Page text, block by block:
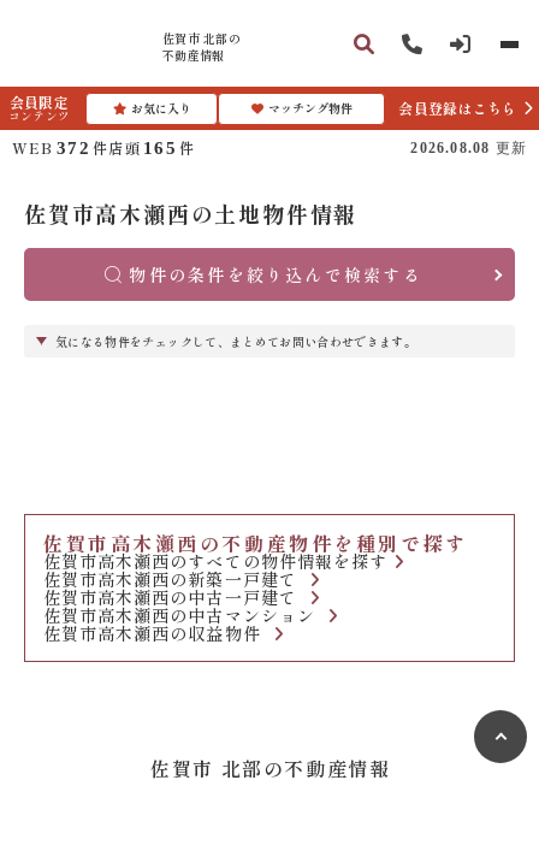
佐賀市 北部の
不動産情報
会員限定
コンテンツ お気に入り マッチング物件
会員登録はこちら
WEB 372 件店頭 165 件 2026.08.08 更新
佐賀市高木瀬西の土地物件情報
物件の条件を絞り込んで検索する
気になる物件をチェックして、まとめてお問い合わせできます。
佐賀市高木瀬西の不動産物件を種別で探す
佐賀市高木瀬西のすべての物件情報を探す
佐賀市高木瀬西の新築一戸建て
佐賀市高木瀬西の中古一戸建て
佐賀市高木瀬西の中古マンション
佐賀市高木瀬西の収益物件
佐賀市 北部の不動産情報